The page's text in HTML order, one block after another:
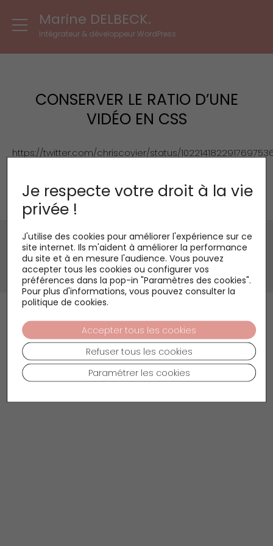
Marine DELBECK.
Intégrateur & développeur WordPress
CONSERVER LE RATIO D’UNE
VIDÉO EN CSS
https://twitter.com/chriscoyier/status/
2011/2022 •Marine DELBECK, Intégrateur et développeur WordPress à
Paris -Mentions légales-Paramètres des cookies
GoogleLinkedin
Je respecte votre droit à la vie
privée !
J'utilise des cookies pour améliorer l'expérience sur ce
site internet. Ils m'aident à améliorer la performance
du site et à en mesure l'audience. Vous pouvez
accepter tous les cookies ou configurer vos
préférences dans la pop-in "Paramètres des cookies".
Pour plus d'informations, vous pouvez consulter la
politique de cookies.
Accepter tous les cookies
Refuser tous les cookies
Paramétrer les cookies